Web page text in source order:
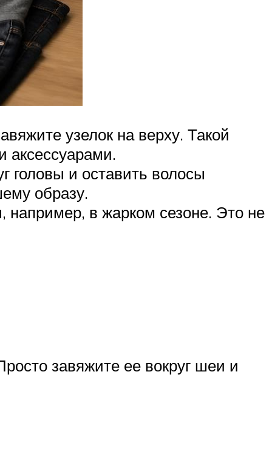
узелок на верху. Такой
аксессуарами.
головы и оставить волосы
образу.
например, в жарком сезоне. Это не
завяжите ее вокруг шеи и